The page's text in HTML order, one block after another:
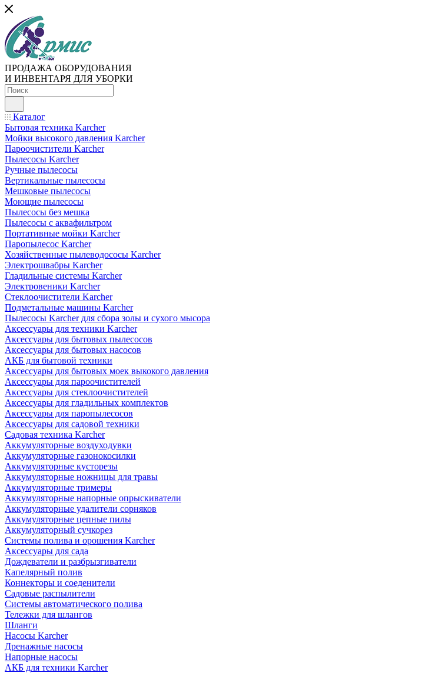
ПРОДАЖА ОБОРУДОВАНИЯ
И ИНВЕНТАРЯ ДЛЯ УБОРКИ
Каталог
Бытовая техника Karcher
Мойки высокого давления Karcher
Пароочистители Karcher
Пылесосы Karcher
Ручные пылесосы
Вертикальные пылесосы
Мешковые пылесосы
Моющие пылесосы
Пылесосы без мешка
Пылесосы с аквафильтром
Портативные мойки Karcher
Паропылесос Karcher
Хозяйственные пылеводососы Karcher
Электрошвабры Karcher
Гладильные системы Karcher
Электровеники Karcher
Стеклоочистители Karcher
Подметальные машины Karcher
Пылесосы Karcher для сбора золы и сухого мысора
Аксессуары для техники Karcher
Аксессуары для бытовых пылесосов
Аксессуары для бытовых насосов
АКБ для бытовой техники
Аксессуары для бытовых моек выкокого давления
Аксессуары для пароочистителей
Аксессуары для стеклоочистителей
Аксессуары для гладильных комплектов
Аксессуары для паропылесосов
Аксессуары для садовой техники
Садовая техника Karcher
Аккумуляторные воздуходувки
Аккумуляторные газонокосилки
Аккумуляторные кусторезы
Аккумуляторные ножницы для травы
Аккумуляторные тримеры
Аккумуляторные напорные опрыскиватели
Аккумуляторные удалители сорняков
Аккумуляторные цепные пилы
Аккумуляторный сучкорез
Системы полива и орошения Karcher
Аксессуары для сада
Дождеватели и разбрызгиватели
Капелярный полив
Коннекторы и соеденители
Садовые распылители
Системы автоматического полива
Тележки для шлангов
Шланги
Насосы Karcher
Дренажные насосы
Напорные насосы
АКБ для техники Karcher